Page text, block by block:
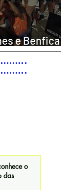
e Benfica
lugar
de Vila Boim
o
das